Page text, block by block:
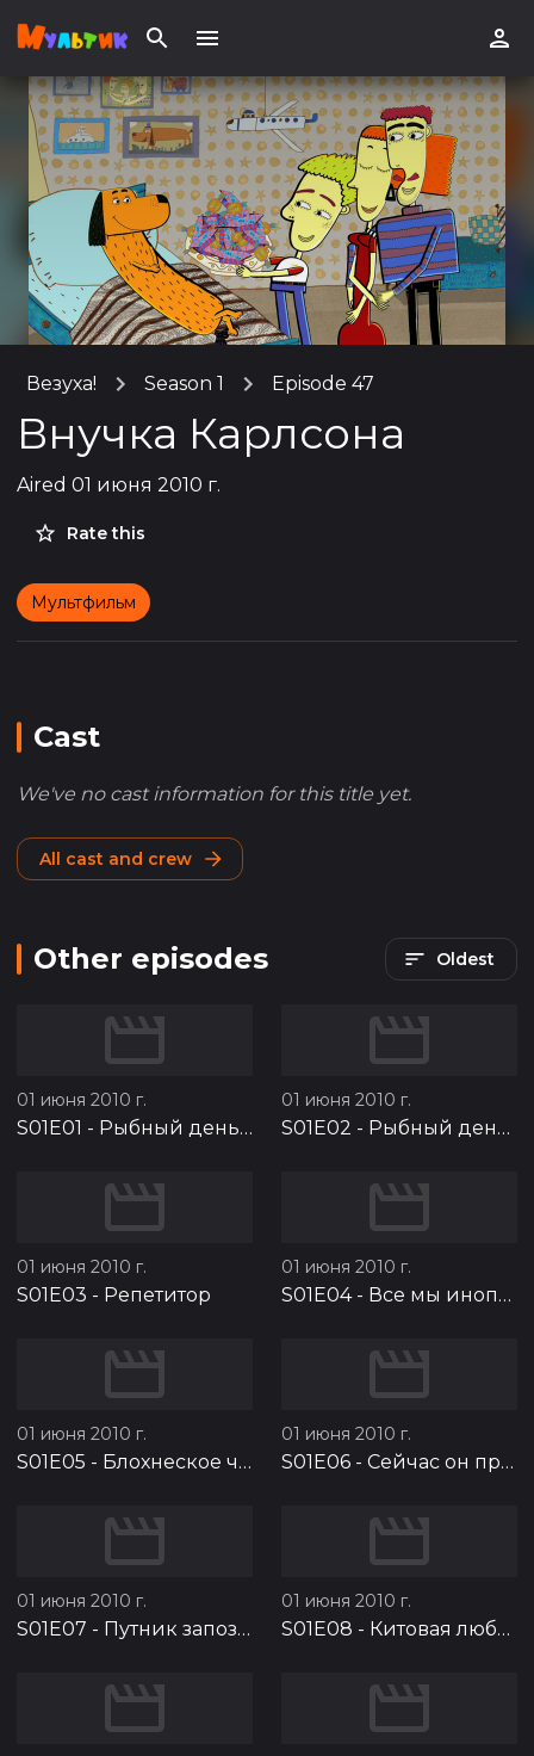
Везуха! Season 1 Episode 47
Внучка Карлсона
Aired 01 июня 2010 г.
Rate this
Мультфильм
Cast
We've no cast information for this title yet.
All cast and crew
Other episodes Oldest
01 июня 2010 г.
S01E01 - Рыбный день. Часть 1
01 июня 2010 г.
S01E02 - Рыбный день. Часть 2
01 июня 2010 г.
S01E03 - Репетитор
01 июня 2010 г.
S01E04- Все мы инопланетяне на этой земле
01 июня 2010 г.
S01E05 - Блохнеское чудовище
01 июня 2010 г.
S01E06 - Сейчас он придёт и будет весело
01 июня 2010 г.
S01E07 - Путник запоздалый
01 июня 2010 г.
S01E08 - Китовая любовь